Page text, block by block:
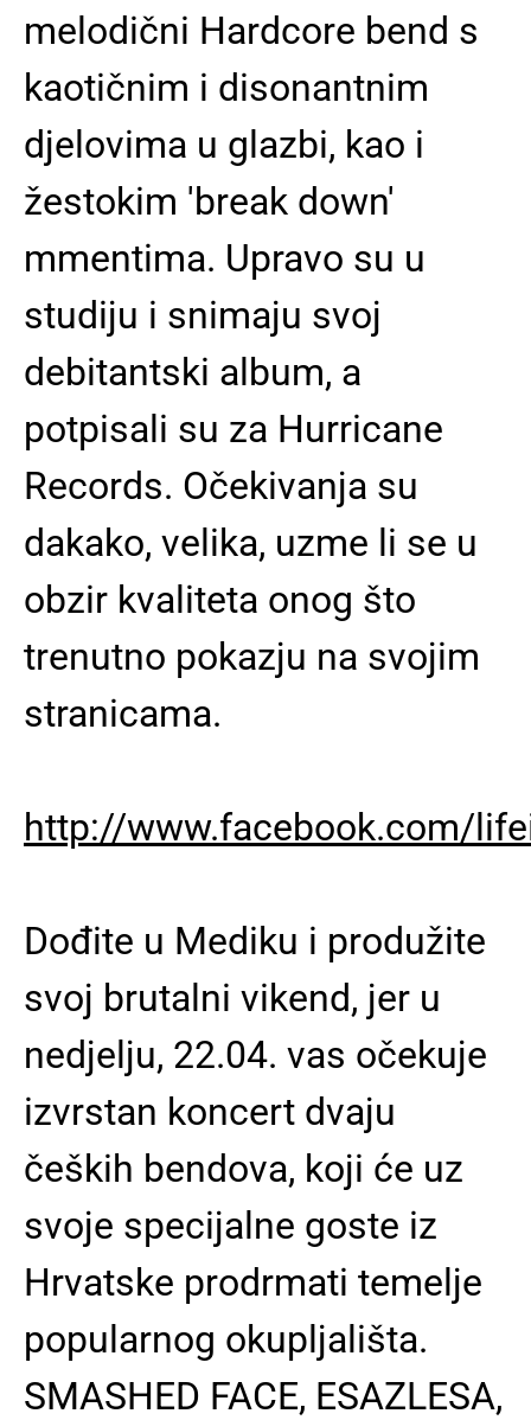
melodični Hardcore bend s
kaotičnim i disonantnim
djelovima u glazbi, kao i
žestokim 'break down'
mmentima. Upravo su u
studiju i snimaju svoj
debitantski album, a
potpisali su za Hurricane
Records. Očekivanja su
dakako, velika, uzme li se u
obzir kvaliteta onog što
trenutno pokazju na svojim
stranicama.
http://www.facebook.com/
Dođite u Mediku i produžite
svoj brutalni vikend, jer u
nedjelju, 22.04. vas očekuje
izvrstan koncert dvaju
čeških bendova, koji će uz
svoje specijalne goste iz
Hrvatske prodrmati temelje
popularnog okupljališta.
SMASHED FACE, ESAZLESA,